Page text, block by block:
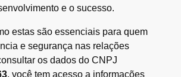
e o sucesso.
estas são essenciais para quem
e segurança nas relações
os dados do CNPJ
, você tem acesso a informações